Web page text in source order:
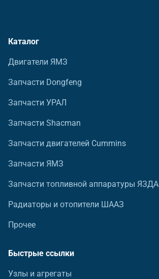
Каталог
Двигатели ЯМЗ
Запчасти Dongfeng
Запчасти УРАЛ
Запчасти Shacman
Запчасти двигателей Cummins
Запчасти ЯМЗ
Запчасти топливной аппаратуры ЯЗДА
Радиаторы и отопители ШААЗ
Прочее
Быстрые ссылки
Узлы и агрегаты